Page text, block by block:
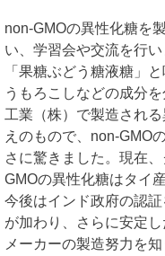
non-GMOの異性化糖を
い、学習会や交流を行
「果糖ぶどう糖液糖」
うもろこしなどの成分
工業（株）で製造され
えのもので、non-GMO
さに驚きました。現在
GMOの異性化糖はタイ
今後はインド政府の認
が加わり、さらに安定
メーカーの製造努力を